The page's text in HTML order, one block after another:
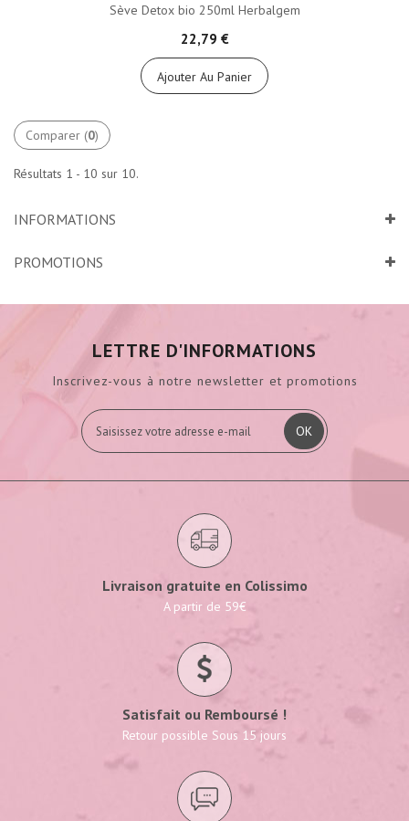
Sève Detox bio 250ml Herbalgem
22,79 €
Ajouter Au Panier
Comparer (0)
Résultats 1 - 10 sur 10.
INFORMATIONS
PROMOTIONS
LETTRE D'INFORMATIONS
Inscrivez-vous à notre newsletter et promotions
OK
Livraison gratuite en Colissimo
A partir de 59€
Satisfait ou Remboursé !
Retour possible Sous 15 jours